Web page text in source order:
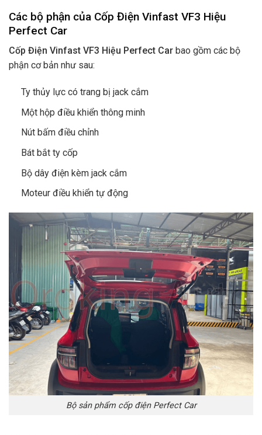
Các bộ phận của Cốp Điện Vinfast VF3 Hiệu
Perfect Car
Cốp Điện Vinfast VF3 Hiệu Perfect Car bao gồm các bộ
phận cơ bản như sau:
Ty thủy lực có trang bị jack cắm
Một hộp điều khiển thông minh
Nút bấm điều chỉnh
Bát bắt ty cốp
Bộ dây điện kèm jack cắm
Moteur điều khiển tự động
Bộ sản phẩm cốp điện Perfect Car